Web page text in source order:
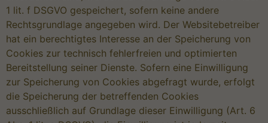
1 lit. f DSGVO gespeichert, sofern keine andere
Rechtsgrundlage angegeben wird. Der Websitebetreiber
hat ein berechtigtes Interesse an der Speicherung von
Cookies zur technisch fehlerfreien und optimierten
Bereitstellung seiner Dienste. Sofern eine Einwilligung
zur Speicherung von Cookies abgefragt wurde, erfolgt
die Speicherung der betreffenden Cookies
ausschließlich auf Grundlage dieser Einwilligung (Art. 6